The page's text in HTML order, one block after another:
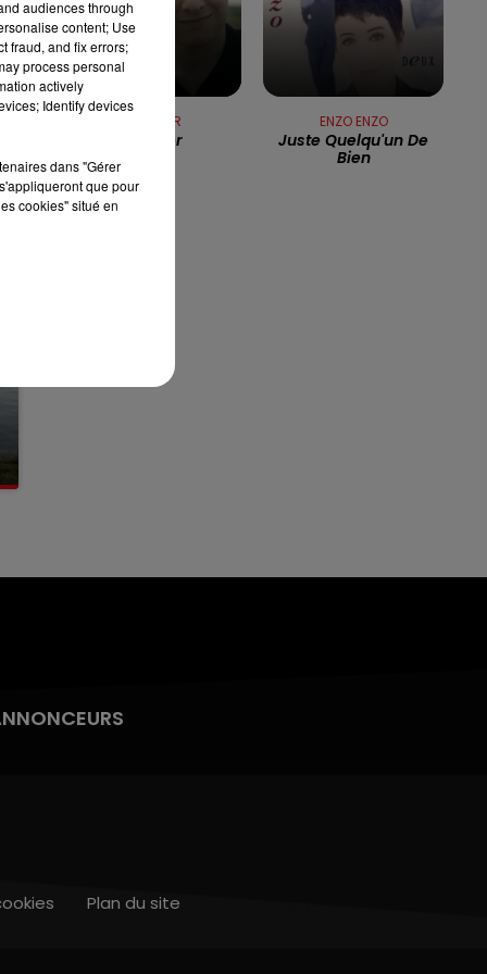
13h00 - 16h00
LES APRÈS-MIDI QUI CHANTENT
BENABAR
Le Dîner
ENZO ENZO
Juste Quelqu'un De
Bien
Plan du site
audiences through
content; Use
fraud, and fix errors;
process personal
actively
Identify devices
dans "Gérer
que pour
cookies" situé en